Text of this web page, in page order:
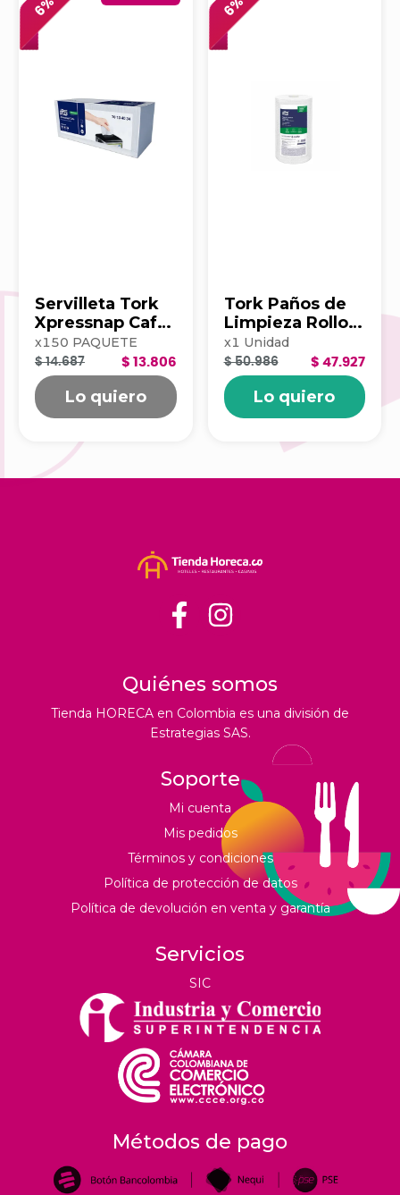
6
Servilleta Tork
Xpressnap Cafe
500hj Blanca
202223
x150 PAQUETE
$ 13.806
$ 14.687
Lo quiero
6
Tork Paños de
Limpieza Rollo x
100 203390
x1 Unidad
$ 47.927
$ 50.986
Lo quiero
Quiénes somos
Tienda HORECA en Colombia es una división de
Estrategias SAS.
Soporte
Mi cuenta
Mis pedidos
Términos y condiciones
Política de protección de datos
Política de devolución en venta y garantía
Servicios
SIC
Métodos de pago